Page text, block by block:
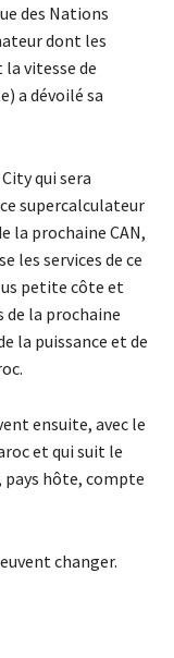
des Nations
dont les
vitesse de
a dévoilé sa
qui sera
supercalculateur
la prochaine CAN,
les services de ce
petite côte et
de la prochaine
la puissance et de
ensuite, avec le
et qui suit le
pays hôte, compte
changer.